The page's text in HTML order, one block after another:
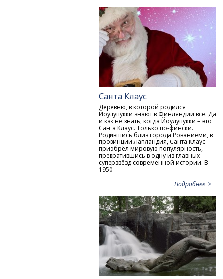
Санта Клаус
Деревню, в которой родился
Йоулупукки знают в Финляндии все. Да
и как не знать, когда Йоулупукки – это
Санта Клаус. Только по-фински.
Родившись близ города Рованиеми, в
провинции Лапландия, Санта Клаус
приобрёл мировую популярность,
превратившись в одну из главных
суперзвёзд современной истории. В
1950
Подробнее